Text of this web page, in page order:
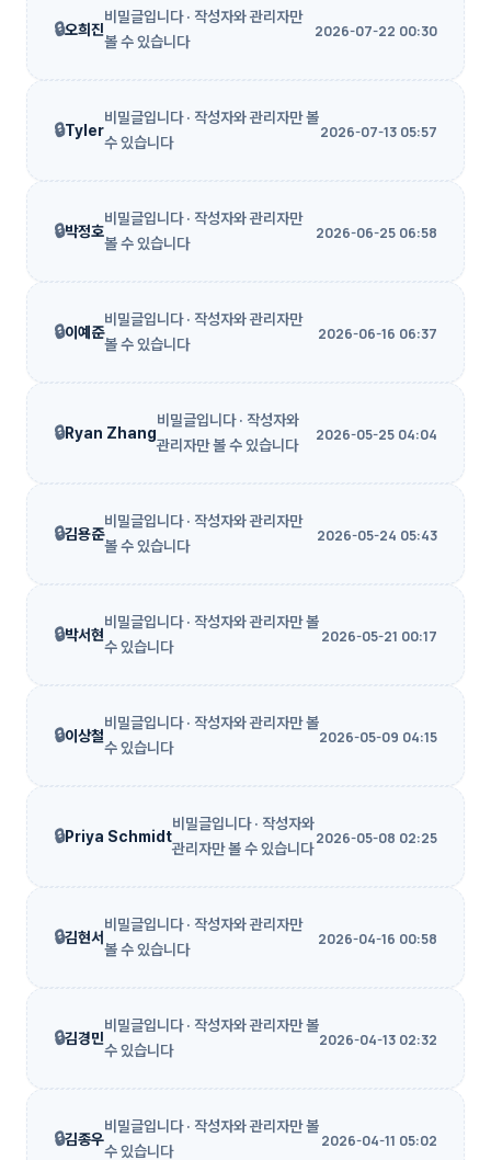
🔒오희진
비밀글입니다 · 작성자와 관리자만
볼 수 있습니다
2026-07-22 00:30
🔒Tyler
비밀글입니다 · 작성자와 관리자만 볼
수 있습니다
2026-07-13 05:57
🔒박정호
비밀글입니다 · 작성자와 관리자만
볼 수 있습니다
2026-06-25 06:58
🔒이예준
비밀글입니다 · 작성자와 관리자만
볼 수 있습니다
2026-06-16 06:37
🔒Ryan Zhang
비밀글입니다 · 작성자와
관리자만 볼 수 있습니다
2026-05-25 04:04
🔒김용준
비밀글입니다 · 작성자와 관리자만
볼 수 있습니다
2026-05-24 05:43
🔒박서현
비밀글입니다 · 작성자와 관리자만 볼
수 있습니다
2026-05-21 00:17
🔒이상철
비밀글입니다 · 작성자와 관리자만 볼
수 있습니다
2026-05-09 04:15
🔒Priya Schmidt
비밀글입니다 · 작성자와
관리자만 볼 수 있습니다
2026-05-08 02:25
🔒김현서
비밀글입니다 · 작성자와 관리자만
볼 수 있습니다
2026-04-16 00:58
🔒김경민
비밀글입니다 · 작성자와 관리자만 볼
수 있습니다
2026-04-13 02:32
🔒김종우
비밀글입니다 · 작성자와 관리자만 볼
수 있습니다
2026-04-11 05:02